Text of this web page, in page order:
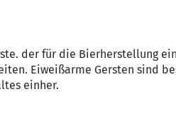
der für die Bierherstellung
Eiweißarme Gersten sind
einher.